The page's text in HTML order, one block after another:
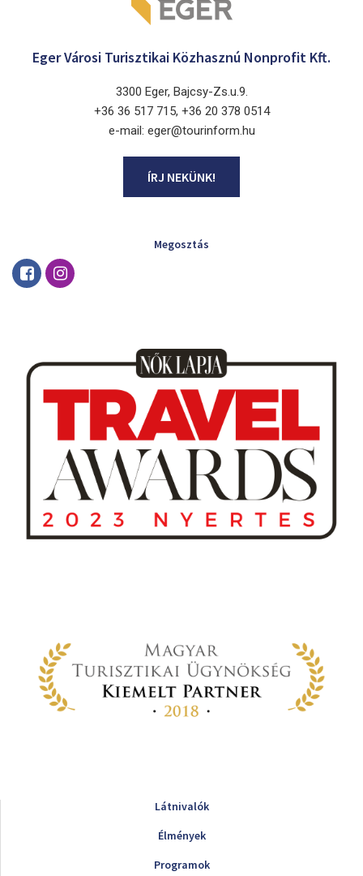
Eger Városi Turisztikai Közhasznú Nonprofit Kft.
3300 Eger, Bajcsy-Zs.u.9.
+36 36 517 715, +36 20 378 0514
e-mail: eger@tourinform.hu
ÍRJ NEKÜNK!
Megosztás
Látnivalók
Élmények
Programok